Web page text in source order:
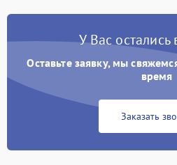
У Вас
Оставьте заявку, мы
время
Заказать